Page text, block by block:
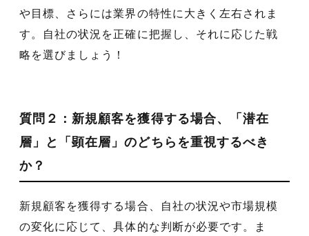
や目標、さらには業界の特性に大きく左右されま
す。自社の状況を正確に把握し、それに応じた戦
略を選びましょう！
質問２：新規顧客を獲得する場合、「潜在
層」と「顕在層」のどちらを重視するべき
か？
新規顧客を獲得する場合、自社の状況や市場規模
の変化に応じて、具体的な判断が必要です。ま